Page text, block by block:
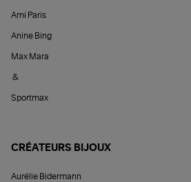
Ami Paris
Anine Bing
Max Mara
&
Sportmax
CRÉATEURS BIJOUX
Aurélie Bidermann